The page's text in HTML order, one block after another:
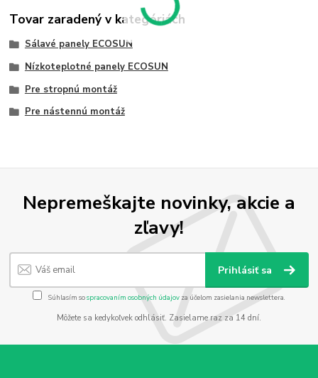
Tovar zaradený v kategóriách
Sálavé panely ECOSUN
Nízkoteplotné panely ECOSUN
Pre stropnú montáž
Pre nástennú montáž
Nepremeškajte novinky, akcie a
zľavy!
Prihlásiť sa
Súhlasím sospracovaním osobných údajov za účelom zasielania newslettera.
Môžete sa kedykoľvek odhlásiť. Zasielame raz za 14 dní.